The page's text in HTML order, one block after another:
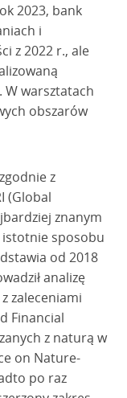
2023, bank
i
z 2022 r., ale
W warsztatach
obszarów
z
(Global
znanym
istotnie sposobu
od 2018
analizę
zaleceniami
Financial
z naturą w
on Nature-
po raz